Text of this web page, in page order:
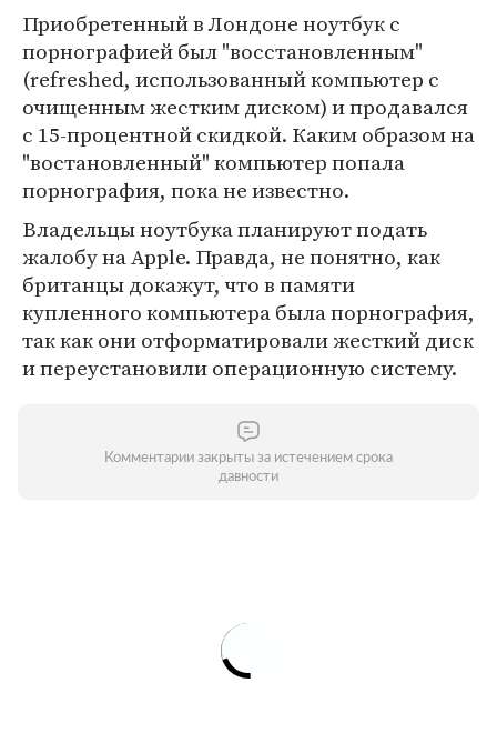
Приобретенный в Лондоне ноутбук с
порнографией был "восстановленным"
(refreshed, использованный компьютер с
очищенным жестким диском) и продавался
с 15-процентной скидкой. Каким образом на
"востановленный" компьютер попала
порнография, пока не известно.
Владельцы ноутбука планируют подать
жалобу на Apple. Правда, не понятно, как
британцы докажут, что в памяти
купленного компьютера была порнография,
так как они отформатировали жесткий диск
и переустановили операционную систему.
Комментарии закрыты за истечением срока
давности